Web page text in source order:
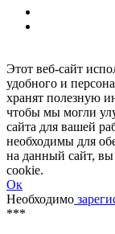
Copyright (c) 2004-
Этот веб-сайт
удобного и
хранят полезную
чтобы мы могли
сайта для вашей
необходимы для
на данный сайт, вы